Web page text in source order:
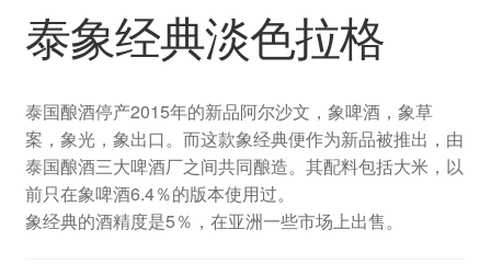
其他分类
泰象经典淡色拉格
泰国酿酒停产2015年的新品阿尔沙文，象啤酒，象草
案，象光，象出口。而这款象经典便作为新品被推出，由
泰国酿酒三大啤酒厂之间共同酿造。其配料包括大米，以
前只在象啤酒6.4％的版本使用过。
象经典的酒精度是5％，在亚洲一些市场上出售。